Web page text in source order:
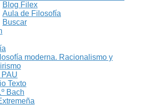
Blog Filex
Aula de Filosofía
moderna. Racionalismo y
Texto
Bach
Buscar